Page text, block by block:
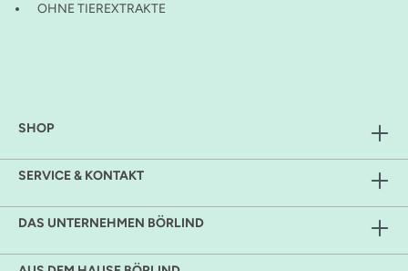
OHNE TIEREXTRAKTE
SHOP
SERVICE & KONTAKT
DAS UNTERNEHMEN BÖRLIND